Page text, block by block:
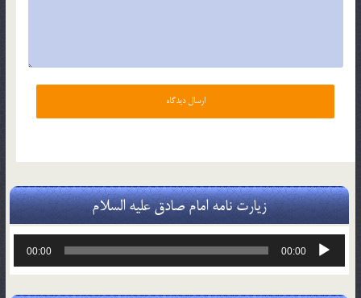
زیارت نامه امام صادق علیه السلام
پخش‌کننده
00:00
00:00